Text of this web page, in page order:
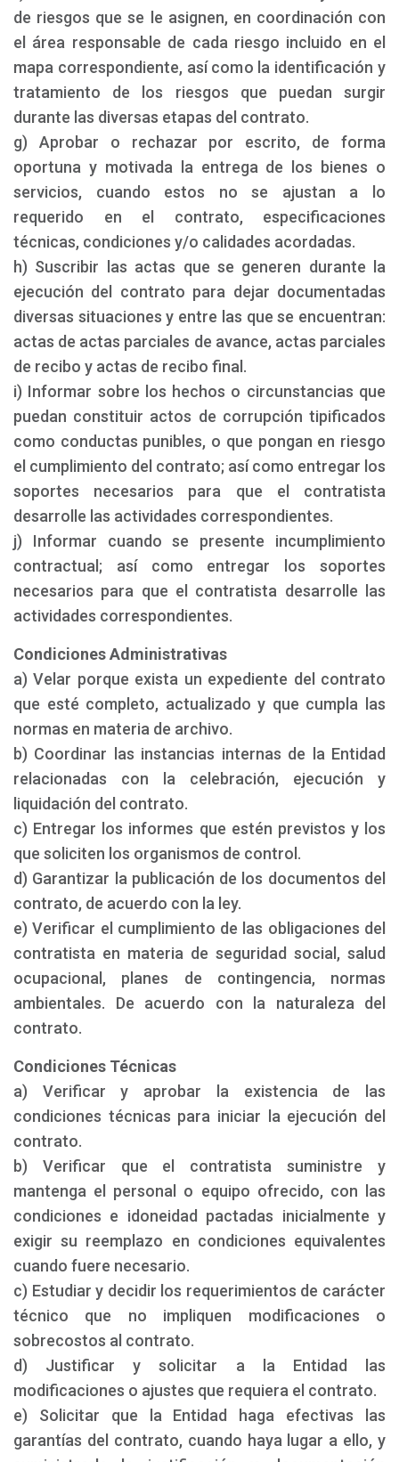
de riesgos que se le asignen, en coordinación con
el área responsable de cada riesgo incluido en el
mapa correspondiente, así como la identificación y
tratamiento de los riesgos que puedan surgir
durante las diversas etapas del contrato.
g) Aprobar o rechazar por escrito, de forma
oportuna y motivada la entrega de los bienes o
servicios, cuando estos no se ajustan a lo
requerido en el contrato, especificaciones
técnicas, condiciones y/o calidades acordadas.
h) Suscribir las actas que se generen durante la
ejecución del contrato para dejar documentadas
diversas situaciones y entre las que se encuentran:
actas de actas parciales de avance, actas parciales
de recibo y actas de recibo final.
i) Informar sobre los hechos o circunstancias que
puedan constituir actos de corrupción tipificados
como conductas punibles, o que pongan en riesgo
el cumplimiento del contrato; así como entregar los
soportes necesarios para que el contratista
desarrolle las actividades correspondientes.
j) Informar cuando se presente incumplimiento
contractual; así como entregar los soportes
necesarios para que el contratista desarrolle las
actividades correspondientes.
Condiciones Administrativas
a) Velar porque exista un expediente del contrato
que esté completo, actualizado y que cumpla las
normas en materia de archivo.
b) Coordinar las instancias internas de la Entidad
relacionadas con la celebración, ejecución y
liquidación del contrato.
c) Entregar los informes que estén previstos y los
que soliciten los organismos de control.
d) Garantizar la publicación de los documentos del
contrato, de acuerdo con la ley.
e) Verificar el cumplimiento de las obligaciones del
contratista en materia de seguridad social, salud
ocupacional, planes de contingencia, normas
ambientales. De acuerdo con la naturaleza del
contrato.
Condiciones Técnicas
a) Verificar y aprobar la existencia de las
condiciones técnicas para iniciar la ejecución del
contrato.
b) Verificar que el contratista suministre y
mantenga el personal o equipo ofrecido, con las
condiciones e idoneidad pactadas inicialmente y
exigir su reemplazo en condiciones equivalentes
cuando fuere necesario.
c) Estudiar y decidir los requerimientos de carácter
técnico que no impliquen modificaciones o
sobrecostos al contrato.
d) Justificar y solicitar a la Entidad las
modificaciones o ajustes que requiera el contrato.
e) Solicitar que la Entidad haga efectivas las
garantías del contrato, cuando haya lugar a ello, y